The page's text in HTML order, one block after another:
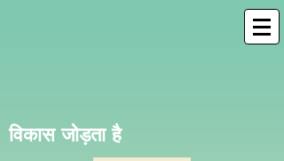
विकास जोड़ता है